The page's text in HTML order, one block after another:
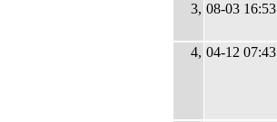
3, 08-03 16:53
4, 04-12 07:43